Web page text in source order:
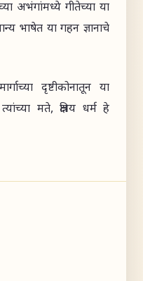
अभंगांमध्ये गीतेच्या या
भाषेत या गहन ज्ञानाचे
दृष्टीकोनातून या
मते, क्षत्रिय धर्म हे